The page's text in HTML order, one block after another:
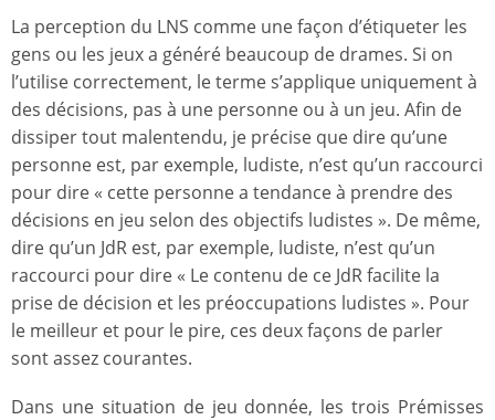
La perception du LNS comme une façon d’étiqueter les
gens ou les jeux a généré beaucoup de drames. Si on
l’utilise correctement, le terme s’applique uniquement à
des décisions, pas à une personne ou à un jeu. Afin de
dissiper tout malentendu, je précise que dire qu’une
personne est, par exemple, ludiste, n’est qu’un raccourci
pour dire « cette personne a tendance à prendre des
décisions en jeu selon des objectifs ludistes ». De même,
dire qu’un JdR est, par exemple, ludiste, n’est qu’un
raccourci pour dire « Le contenu de ce JdR facilite la
prise de décision et les préoccupations ludistes ». Pour
le meilleur et pour le pire, ces deux façons de parler
sont assez courantes.
Dans une situation de jeu donnée, les trois Prémisses